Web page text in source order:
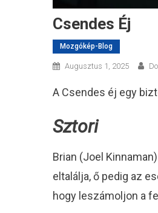
Csendes Éj
Mozgókép-Blog
Augusztus 1, 2025
A Csendes éj egy
Sztori
Brian (Joel
eltalálja, ő pedig az
hogy leszámoljon a